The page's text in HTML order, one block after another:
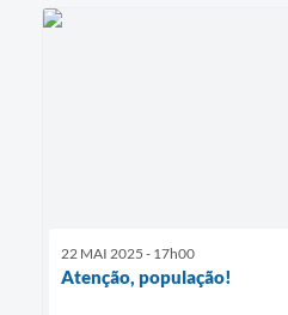
22 MAI 2025 - 17h00
Atenção, população!